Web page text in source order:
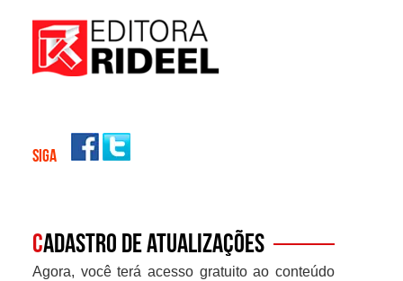
SIGA
Cadastro de atualizações
Agora, você terá acesso gratuito ao conteúdo